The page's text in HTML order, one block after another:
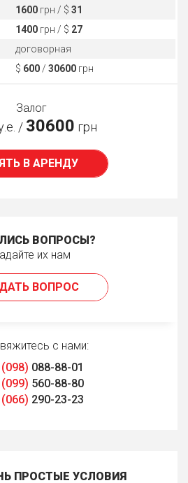
1600 грн / $ 31
1400 грн / $ 27
договорная
$ 600 / 30600 грн
Залог
/ 30600 грн
В АРЕНДУ
ВОПРОСЫ?
их нам
ВОПРОС
с нами:
(098) 088-88-01
(099) 560-88-80
(066) 290-23-23
ПРОСТЫЕ УСЛОВИЯ